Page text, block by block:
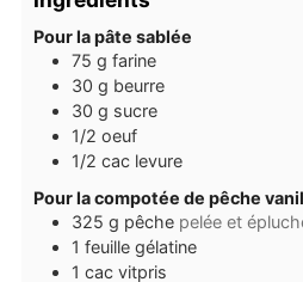
Pour la pâte sablée
75 g farine
30 g beurre
30 g sucre
1/2 oeuf
1/2 cac levure
Pour la compotée de pêche
325 g pêche pelée et
1 feuille gélatine
1 cac vitpris